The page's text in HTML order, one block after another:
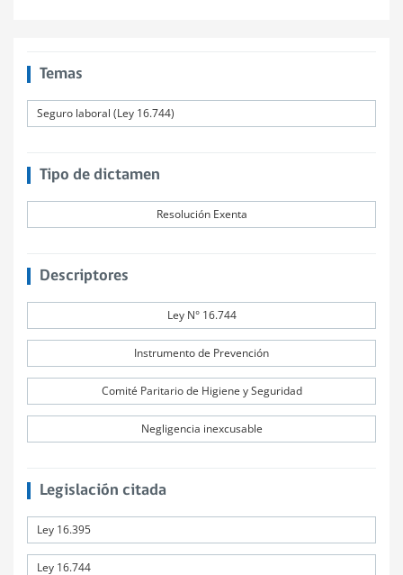
Temas
Seguro laboral (Ley 16.744)
Tipo de dictamen
Resolución Exenta
Descriptores
Ley N° 16.744
Instrumento de Prevención
Comité Paritario de Higiene y Seguridad
Negligencia inexcusable
Legislación citada
Ley 16.395
Ley 16.744